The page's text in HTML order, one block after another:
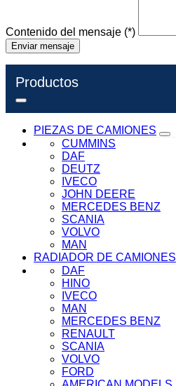
Contenido del mensaje (*)
Enviar mensaje
Productos
PIEZAS DE CAMIONES
CUMMINS
DAF
DEUTZ
IVECO
JOHN DEERE
MERCEDES BENZ
SCANIA
VOLVO
MAN
RADIADOR DE CAMIONES
DAF
HINO
IVECO
MAN
MERCEDES BENZ
RENAULT
SCANIA
VOLVO
FORD